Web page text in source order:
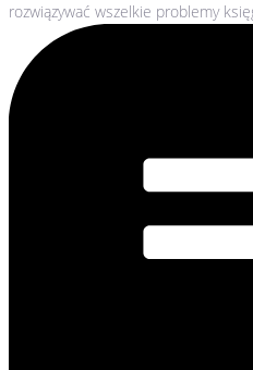
rozwiązywać wszelkie problemy